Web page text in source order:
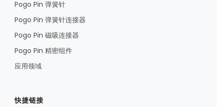
Pogo Pin 弹簧针
Pogo Pin 弹簧针连接器
Pogo Pin 磁吸连接器
Pogo Pin 精密组件
应用领域
快捷链接